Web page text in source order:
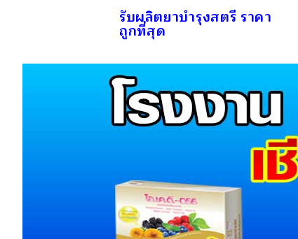
รับผลิตยาบำรุงสตรี ราคา
ถูกที่สุด